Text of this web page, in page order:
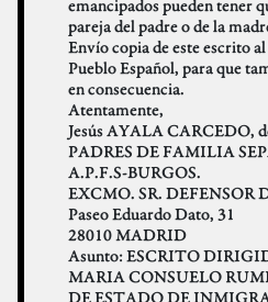
emancipados pueden tener
pareja del padre o de la
Envío copia de este escrito
Pueblo Español, para que
en consecuencia.
Atentamente,
Jesús AYALA CARCEDO,
PADRES DE FAMILIA
A.P.F.S-BURGOS.
EXCMO. SR. DEFENSOR
Paseo Eduardo Dato, 31
28010 MADRID
Asunto: ESCRITO
MARIA CONSUELO
DE ESTADO DE